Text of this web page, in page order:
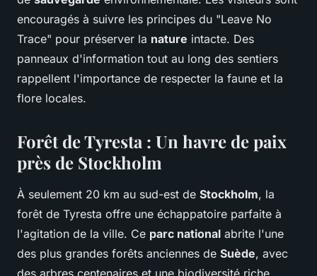
encouragés à suivre les principes du "Leave No
Trace" pour préserver la nature intacte. Des
panneaux d'information tout au long des sentiers
rappellent l'importance de respecter la faune et la
flore locales.
Forêt de Tyresta : Un havre de paix
près de Stockholm
À seulement 20 km au sud-est de Stockholm, la
forêt de Tyresta offre une échappatoire parfaite à
l'agitation de la ville. Ce parc national abrite l'une
des plus grandes forêts anciennes de Suède, avec